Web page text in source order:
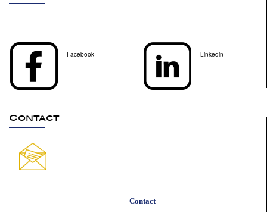
Facebook Linkedin
Contact
Contact